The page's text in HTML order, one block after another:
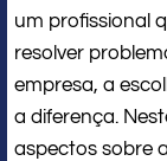
um profissional
resolver
empresa, a
a diferença.
aspectos sobre